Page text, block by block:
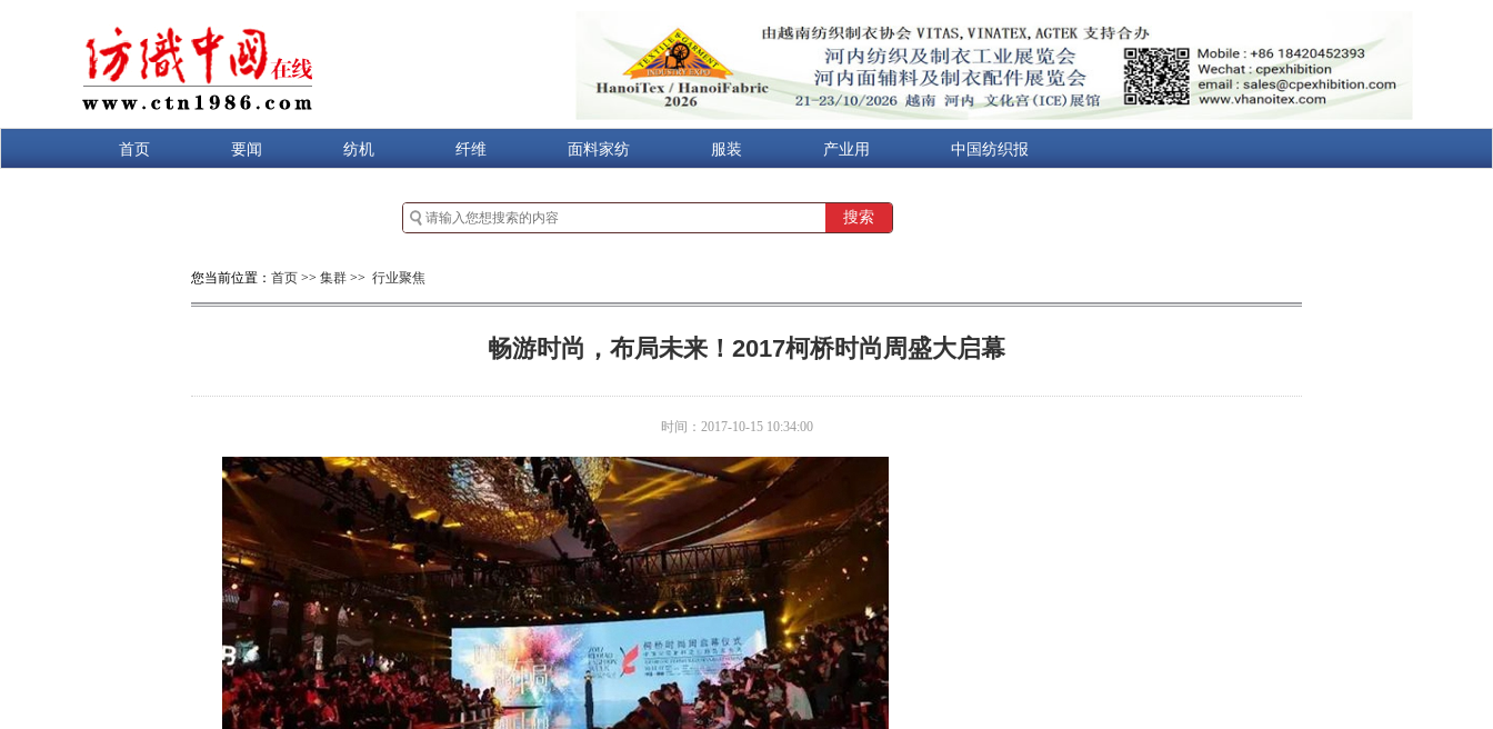
首页 要闻 纺机 纤维 面料家纺 服装 产业用 中国纺织报
您当前位置： 首页 >> 集群 >> 行业聚焦
畅游时尚，布局未来！2017柯桥时尚周盛大启幕
时间：2017-10-15 10:34:00